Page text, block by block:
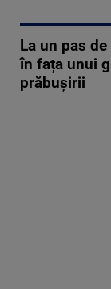
La un pas
în fața unui
prăbușirii